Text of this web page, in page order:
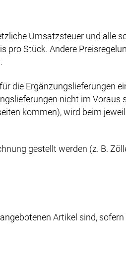
Umsatzsteuer und alle
Stück. Andere
die Ergänzungslieferungen
nicht im
kommen), wird beim
gestellt werden (z. B.
Artikel sind,